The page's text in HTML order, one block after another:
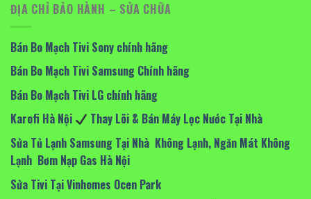
ĐỊA CHỈ BẢO HÀNH – SỬA CHỮA
Bán Bo Mạch Tivi Sony chính hãng
Bán Bo Mạch Tivi Samsung Chính hãng
Bán Bo Mạch Tivi LG chính hãng
Karofi Hà Nội
Thay Lõi & Bán Máy Lọc Nước Tại Nhà
Sửa Tủ Lạnh Samsung Tại Nhà Không Lạnh, Ngăn Mát Không
Lạnh Bơm Nạp Gas Hà Nội
Sửa Tivi Tại Vinhomes Ocen Park